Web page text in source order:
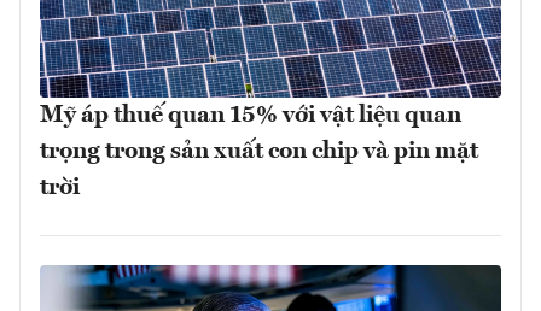
Mỹ áp thuế quan 15% với vật liệu quan
trọng trong sản xuất con chip và pin mặt
trời